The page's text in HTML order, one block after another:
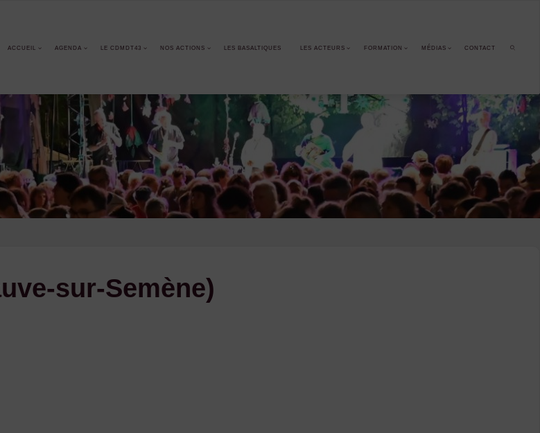
ACCUEIL AGENDA LE CDMDT43 NOS ACTIONS LES BASALTIQUES LES ACTEURS FORMATION MÉDIAS CONTACT
SEARCH
sur-Semène)